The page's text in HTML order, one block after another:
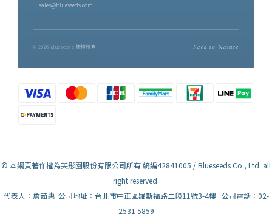
sales@blueseeds.com
© 2026 Blueseeds 版權所有 Back to Nature
© 本網頁著作權為芙彤園股份有限公司所有 統編42841005 / Blueseeds Co., Ltd. all
right reserved.
代表人：詹茹惠 公司地址：台北市中正區羅斯福路二段11號3-4樓 公司電話：02-
2531 5859